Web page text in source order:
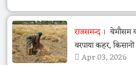
राजसमन्द
बेमौसम
बरपाया कहर,
Apr 03, 2026